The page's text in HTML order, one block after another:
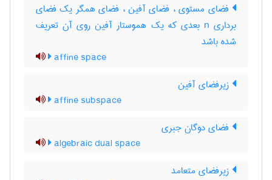
فضای مستوی ، فضای آفین ، فضای همگر یک فضای
برداری n بعدی که یک هموستار آفین روی آن تعریف
شده باشد
affine space
زیرفضای آفین
affine subspace
فضای دوگان جبری
algebraic dual space
زیرفضای متعامد